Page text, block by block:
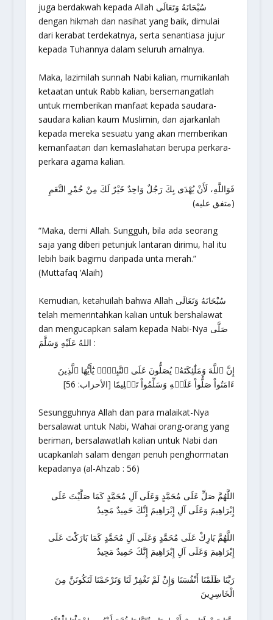
juga berdakwah kepada Allah سُبْحَانَهُ وَتَعَالَى
dengan hikmah dan nasihat yang baik, dimulai
dari kerabat terdekatnya, serta senantiasa jujur
kepada Tuhannya dalam seluruh amalnya.
Maka, lazimilah sunnah Nabi kalian, murnikanlah
ketaatan untuk Rabb kalian, bersemangatlah
untuk memberikan manfaat kepada saudara-
saudara kalian kaum Muslimin, dan ajarkanlah
kepada mereka sesuatu yang akan memberikan
kemanfaatan dan kemaslahatan berupa perkara-
perkara agama kalian.
فَوَاللَّهِ، لَأَنْ يُهْدَى بِكَ رَجُلٌ وَاحِدٌ خَيْرٌ لَكَ مِنْ حُمْرِ النَّعَمِ
(متفق عليه)
“Maka, demi Allah. Sungguh, bila ada seorang
saja yang diberi petunjuk lantaran dirimu, hal itu
lebih baik bagimu daripada unta merah.”
(Muttafaq ‘Alaih)
Kemudian, ketahuilah bahwa Allah سُبْحَانَهُ وَتَعَالَى
telah memerintahkan kalian untuk bershalawat
dan mengucapkan salam kepada Nabi-Nya صَلَّى
اللهُ عَلَيْهِ وَسَلَّمَ :
إِنَّ ٱللَّهَ وَمَلَٰٓئِكَتَهُۥ يُصَلُّونَ عَلَى ٱلنَّبِيِّۚ يَٰٓأَيُّهَا ٱلَّذِينَ
ءَامَنُواْ صَلُّواْ عَلَيۡهِ وَسَلِّمُواْ تَسۡلِيمًا [الأحزاب: 56]
Sesungguhnya Allah dan para malaikat-Nya
bersalawat untuk Nabi, Wahai orang-orang yang
beriman, bersalawatlah kalian untuk Nabi dan
ucapkanlah salam dengan penuh penghormatan
kepadanya (al-Ahzab : 56)
اللَّهُمَّ صَلِّ عَلَى مُحَمَّدٍ وَعَلَى آلِ مُحَمَّدٍ كَمَا صَلَّيْتَ عَلَى
إِبْرَاهِيمَ وَعَلَى آلِ إِبْرَاهِيمَ إِنَّكَ حَمِيدٌ مَجِيدٌ
اللَّهُمَّ بَارِكْ عَلَى مُحَمَّدٍ وَعَلَى آلِ مُحَمَّدٍ كَمَا بَارَكْتَ عَلَى
إِبْرَاهِيمَ وَعَلَى آلِ إِبْرَاهِيمَ إِنَّكَ حَمِيدٌ مَجِيدٌ
رَبَّنَا ظَلَمْنَا أَنْفُسَنَا وَإِنْ لَمْ تَغْفِرْ لَنَا وَتَرْحَمْنَا لَنَكُونَنَّ مِنَ
الْخَاسِرِينَ